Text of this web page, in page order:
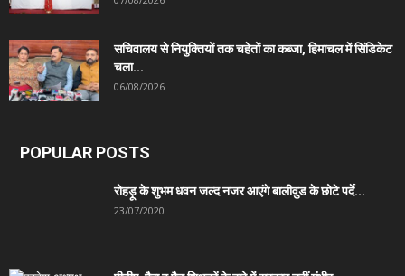
सचिवालय से नियुक्तियों तक चहेतों का कब्जा, हिमाचल में सिंडिकेट
चला...
06/08/2026
POPULAR POSTS
रोहड़ू के शुभम धवन जल्द नजर आएंगे बालीवुड के छोटे पर्दे...
23/07/2020